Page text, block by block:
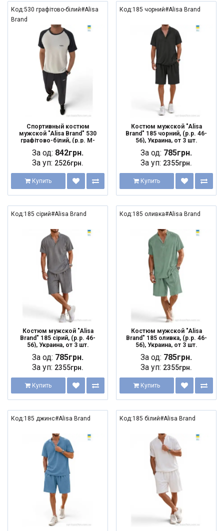
Код:530 графітово-білий#Alisa
Brand
Спортивный костюм
мужской "Alisa Brand" 530
графітово-білий, (р.р. M-
За од: 842грн.
За уп: 2526грн.
Купить
Код:185 чорний#Alisa Brand
Костюм мужской "Alisa
Brand" 185 чорний, (р.р. 46-
56), Украина, от 3 шт.
За од: 785грн.
За уп: 2355грн.
Купить
Код:185 сірий#Alisa Brand
Костюм мужской "Alisa
Brand" 185 сірий, (р.р. 46-
56), Украина, от 3 шт.
За од: 785грн.
За уп: 2355грн.
Купить
Код:185 оливка#Alisa Brand
Костюм мужской "Alisa
Brand" 185 оливка, (р.р. 46-
56), Украина, от 3 шт.
За од: 785грн.
За уп: 2355грн.
Купить
Код:185 джинс#Alisa Brand Код:185 білий#Alisa Brand